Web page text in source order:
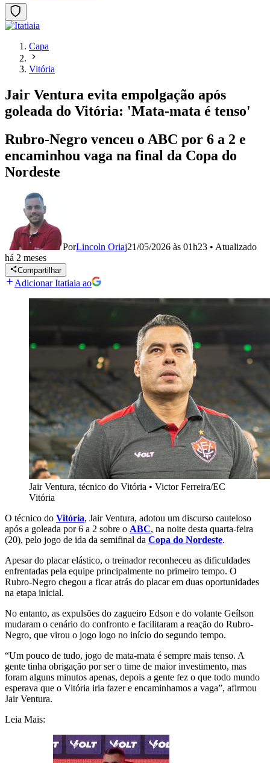
Capa
Vitória
Jair Ventura evita empolgação após
goleada do Vitória: 'Mata-mata é tenso'
Rubro-Negro venceu o ABC por 6 a 2 e
encaminhou vaga na final da Copa do
Nordeste
PorLincoln Oriaj21/05/2026 às 01h23 • Atualizado
há 2 meses
Compartilhar
Adicionar Itatiaia ao
Jair Ventura, técnico do Vitória • Victor Ferreira/EC
Vitória
O técnico do Vitória, Jair Ventura, adotou um discurso cauteloso
após a goleada por 6 a 2 sobre o ABC, na noite desta quarta-feira
(20), pelo jogo de ida da semifinal da Copa do Nordeste.
Apesar do placar elástico, o treinador reconheceu as dificuldades
enfrentadas pela equipe principalmente no primeiro tempo. O
Rubro-Negro chegou a ficar atrás do placar em duas oportunidades
na etapa inicial.
No entanto, as expulsões do zagueiro Edson e do volante Geílson
mudaram o cenário do confronto e facilitaram a reação do Rubro-
Negro, que virou o jogo logo no início do segundo tempo.
“Um pouco de tudo, jogo de mata-mata é sempre mais tenso. A
gente tinha obrigação por ser o time de maior investimento, mas
foram alguns minutos apenas, depois a gente fez o que todo mundo
esperava que o Vitória iria fazer e encaminhamos a vaga”, afirmou
Jair Ventura.
Leia Mais: